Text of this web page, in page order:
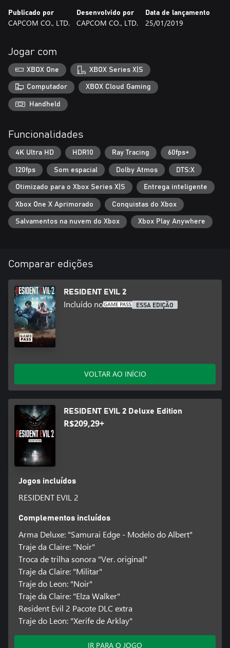
Publicado por
CAPCOM CO., LTD.
Desenvolvido por
CAPCOM CO., LTD.
Data de lançamento
25/01/2019
Jogar com
XBOX One XBOX Series X|S
Computador XBOX Cloud Gaming
Handheld
Funcionalidades
4K Ultra HD HDR10 Ray Tracing 60fps+
120fps Som espacial Dolby Atmos DTS:X
Otimizado para o Xbox Series X|S Entrega inteligente
Xbox One X Aprimorado Conquistas do Xbox
Salvamentos na nuvem do Xbox Xbox Play Anywhere
Comparar edições
RESIDENT EVIL 2
Incluído no ESSA EDIÇÃO
VOLTAR AO INÍCIO
RESIDENT EVIL 2 Deluxe Edition
R$209,29+
Jogos incluídos
RESIDENT EVIL 2
Complementos incluídos
Arma Deluxe: "Samurai Edge - Modelo do Albert"
Traje da Claire: "Noir"
Troca de trilha sonora "Ver. original"
Traje da Claire: "Militar"
Traje do Leon: "Noir"
Traje da Claire: "Elza Walker"
Resident Evil 2 Pacote DLC extra
Traje do Leon: "Xerife de Arklay"
IR PARA O JOGO